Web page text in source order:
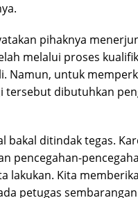
pihaknya
melalui proses
Namun, untuk
tersebut dibutuhkan
bakal ditindak tegas.
pencegahan-
lakukan. Kita
petugas